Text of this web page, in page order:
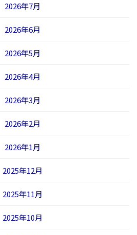
2026年7月
2026年6月
2026年5月
2026年4月
2026年3月
2026年2月
2026年1月
2025年12月
2025年11月
2025年10月